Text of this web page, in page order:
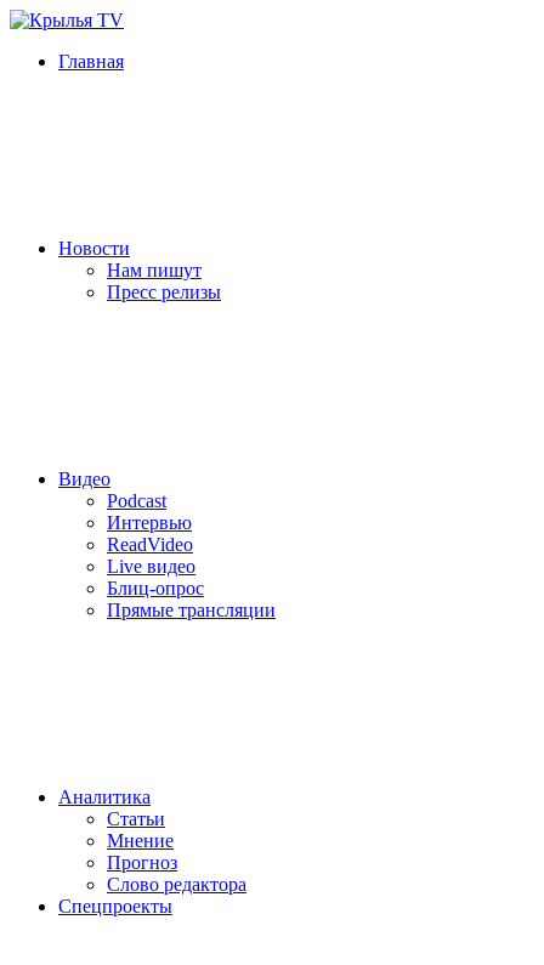
Главная
Новости
Нам пишут
Пресс релизы
Видео
Podcast
Интервью
ReadVideo
Live видео
Блиц-опрос
Прямые трансляции
Аналитика
Статьи
Мнение
Прогноз
Cлово редактора
Спецпроекты